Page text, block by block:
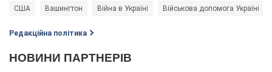
США Вашингтон Війна в Україні Військова допомога Україні
Редакційна політика